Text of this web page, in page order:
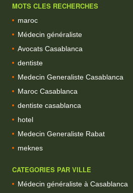
MOTS CLES RECHERCHES
maroc
Médecin généraliste
Avocats Casablanca
dentiste
Medecin Generaliste Casablanca
Maroc Casablanca
dentiste casablanca
hotel
Medecin Generaliste Rabat
meknes
CATEGORIES PAR VILLE
Médecin généraliste à Casablanca